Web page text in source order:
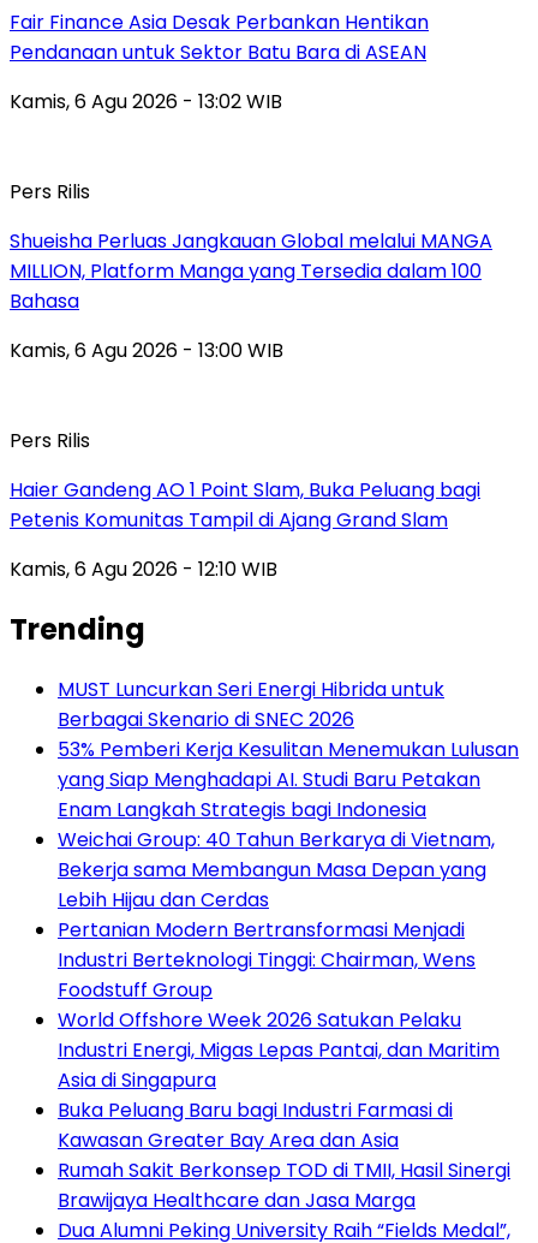
Fair Finance Asia Desak Perbankan Hentikan
Pendanaan untuk Sektor Batu Bara di ASEAN
Kamis, 6 Agu 2026 - 13:02 WIB
Pers Rilis
Shueisha Perluas Jangkauan Global melalui MANGA
MILLION, Platform Manga yang Tersedia dalam 100
Bahasa
Kamis, 6 Agu 2026 - 13:00 WIB
Pers Rilis
Haier Gandeng AO 1 Point Slam, Buka Peluang bagi
Petenis Komunitas Tampil di Ajang Grand Slam
Kamis, 6 Agu 2026 - 12:10 WIB
Trending
MUST Luncurkan Seri Energi Hibrida untuk
Berbagai Skenario di SNEC 2026
53% Pemberi Kerja Kesulitan Menemukan Lulusan
yang Siap Menghadapi AI. Studi Baru Petakan
Enam Langkah Strategis bagi Indonesia
Weichai Group: 40 Tahun Berkarya di Vietnam,
Bekerja sama Membangun Masa Depan yang
Lebih Hijau dan Cerdas
Pertanian Modern Bertransformasi Menjadi
Industri Berteknologi Tinggi: Chairman, Wens
Foodstuff Group
World Offshore Week 2026 Satukan Pelaku
Industri Energi, Migas Lepas Pantai, dan Maritim
Asia di Singapura
Buka Peluang Baru bagi Industri Farmasi di
Kawasan Greater Bay Area dan Asia
Rumah Sakit Berkonsep TOD di TMII, Hasil Sinergi
Brawijaya Healthcare dan Jasa Marga
Dua Alumni Peking University Raih “Fields Medal”,